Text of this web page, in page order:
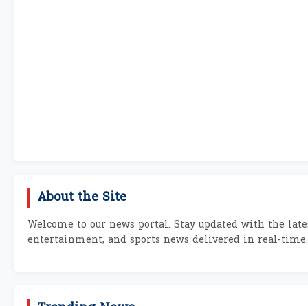
About the Site
Welcome to our news portal. Stay updated with the
entertainment, and sports news delivered in real-time.